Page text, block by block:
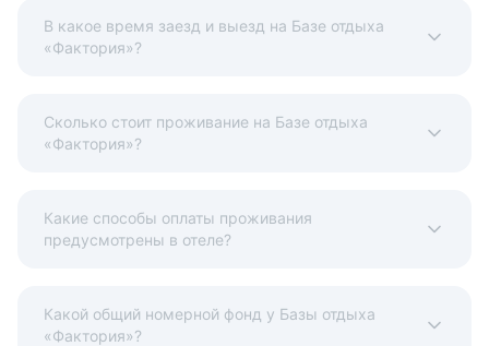
В какое время заезд и выезд на Базе отдыха
«Фактория»?
Сколько стоит проживание на Базе отдыха
«Фактория»?
Какие способы оплаты проживания
предусмотрены в отеле?
Какой общий номерной фонд у Базы отдыха
«Фактория»?